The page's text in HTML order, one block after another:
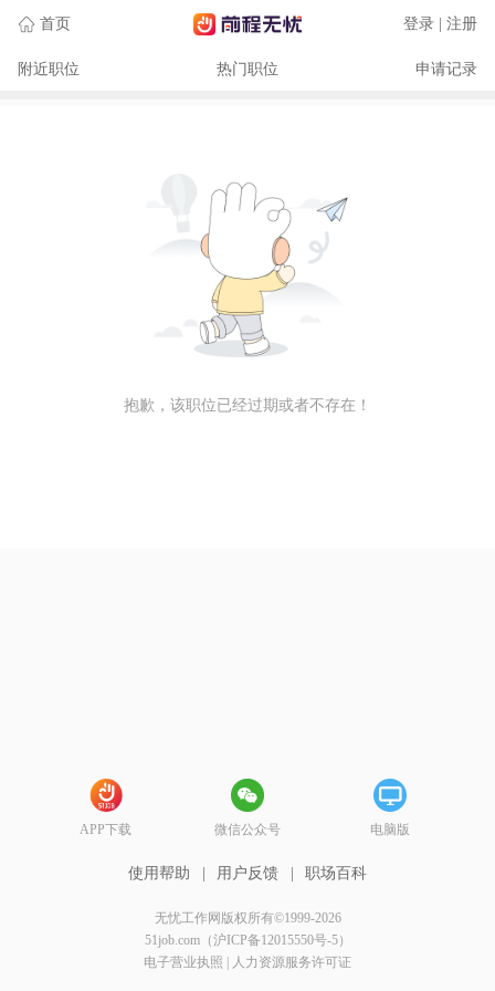
首页 登录 | 注册
附近职位 热门职位 申请记录
抱歉，该职位已经过期或者不存在！
APP下载 微信公众号 电脑版
使用帮助 用户反馈 职场百科
无忧工作网版权所有©1999-2026
51job.com（沪ICP备12015550号-5）
电子营业执照
人力资源服务许可证